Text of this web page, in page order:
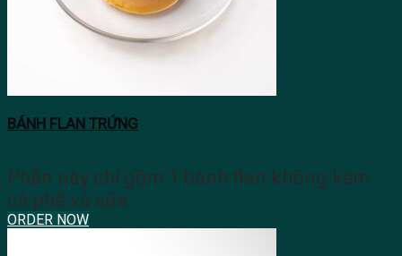
BÁNH FLAN TRỨNG
Phần này chỉ gồm 1 bánh flan không kèm
cà phê và sữa
ORDER NOW